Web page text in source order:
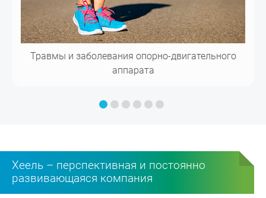
Травмы и заболевания опорно-двигательного
аппарата
Хеель – перспективная и постоянно
развивающаяся компания